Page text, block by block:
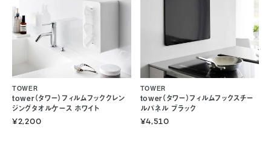
tower（タワー）フィルムフッククレン
ジングタオルケース ホワイト
TOWER
¥2,200
tower（タワー）フィルムフックスチー
ルパネル ブラック
TOWER
¥4,510